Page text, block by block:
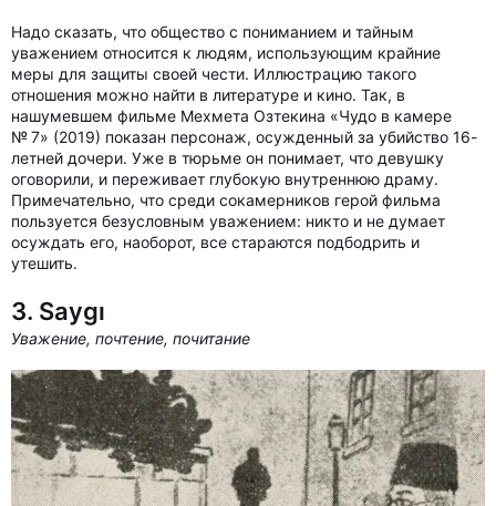
Надо сказать, что общество с пониманием и тайным
уважением относится к людям, использующим крайние
меры для защиты своей чести. Иллюстрацию такого
отношения можно найти в литературе и кино. Так, в
нашумевшем фильме Мехмета Озтекина «Чудо в камере
№ 7» (2019) показан персонаж, осужденный за убийство 16-
летней дочери. Уже в тюрьме он понимает, что девушку
оговорили, и переживает глубокую внутреннюю драму.
Примечательно, что среди сокамерников герой фильма
пользуется безусловным уважением: никто и не думает
осуждать его, наоборот, все стараются подбодрить и
утешить.
3. Saygı
Уважение, почтение, почитание